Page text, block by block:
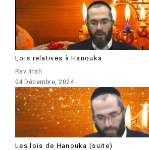
Lois relatives à Hanouka
Rav Ittah
04 Décembre, 2024
Les lois de Hanouka (suite)